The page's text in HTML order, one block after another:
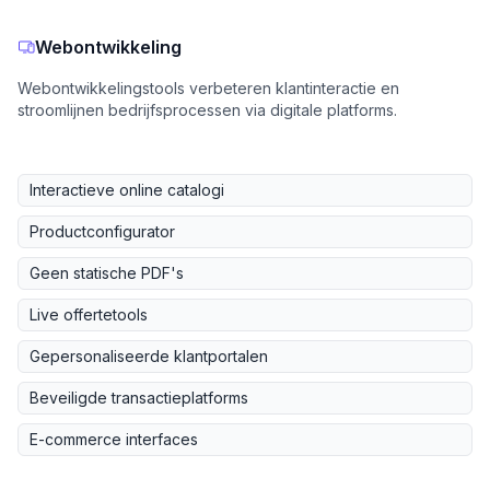
Webontwikkeling
Webontwikkelingstools verbeteren klantinteractie en
stroomlijnen bedrijfsprocessen via digitale platforms.
Interactieve online catalogi
Productconfigurator
Geen statische PDF's
Live offertetools
Gepersonaliseerde klantportalen
Beveiligde transactieplatforms
E-commerce interfaces